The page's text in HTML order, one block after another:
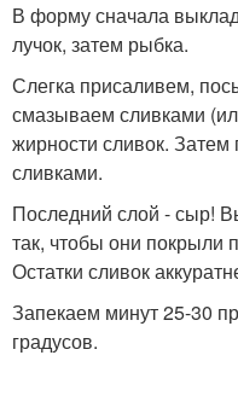
В форму сначала
лучок, затем рыбка.
Слегка присаливем,
смазываем сливками
жирности сливок.
сливками.
Последний слой - сыр!
так, чтобы они покрыли
Остатки сливок
Запекаем минут 25-30
градусов.